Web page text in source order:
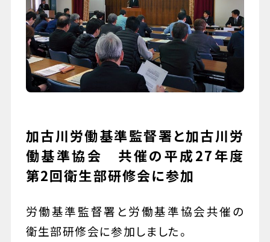
079-447-4112
（受付時間 : 平日10:00〜17:00）
加古川労働基準監督署と加古川労
働基準協会 共催の平成27年度
第2回衛生部研修会に参加
労働基準監督署と労働基準協会共催の
衛生部研修会に参加しました。